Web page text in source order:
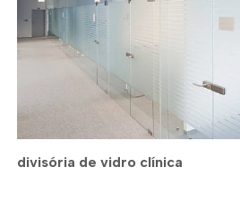
divisória de vidro clínica